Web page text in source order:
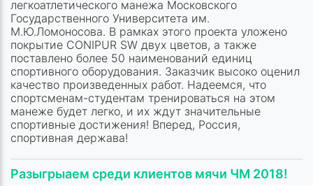
легкоатлетического манежа Московского
Государственного Университета им.
М.Ю.Ломоносова. В рамках этого проекта уложено
покрытие CONIPUR SW двух цветов, а также
поставлено более 50 наименований единиц
спортивного оборудования. Заказчик высоко оценил
качество произведенных работ. Надеемся, что
спортсменам-студентам тренироваться на этом
манеже будет легко, и их ждут значительные
спортивные достижения! Вперед, Россия,
спортивная держава!
Разыгрыаем среди клиентов мячи ЧМ 2018!